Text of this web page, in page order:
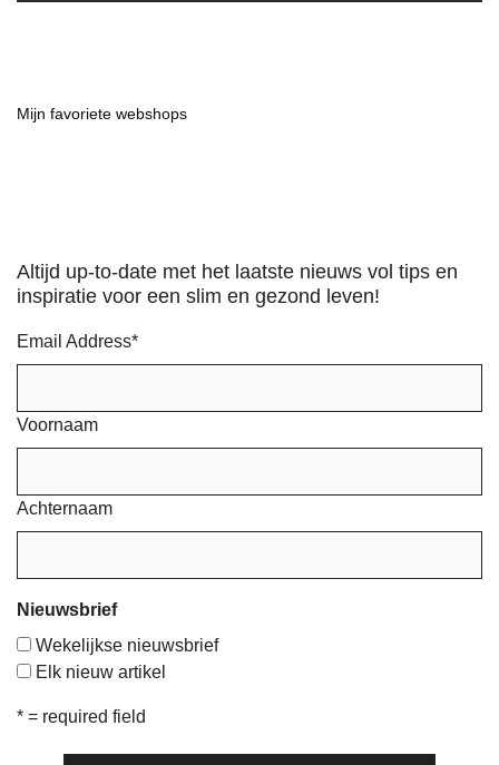
Mijn favoriete webshops
Altijd up-to-date met het laatste nieuws vol tips en
inspiratie voor een slim en gezond leven!
Email Address*
Voornaam
Achternaam
Nieuwsbrief
Wekelijkse nieuwsbrief
Elk nieuw artikel
* = required field